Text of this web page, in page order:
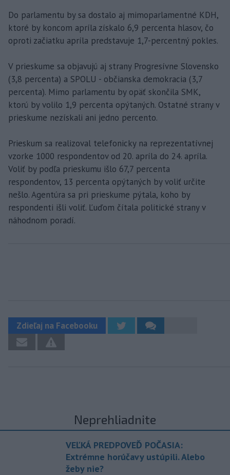
Do parlamentu by sa dostalo aj mimoparlamentné KDH,
ktoré by koncom apríla získalo 6,9 percenta hlasov, čo
oproti začiatku apríla predstavuje 1,7-percentný pokles.
V prieskume sa objavujú aj strany Progresívne Slovensko
(3,8 percenta) a SPOLU - občianska demokracia (3,7
percenta). Mimo parlamentu by opäť skončila SMK,
ktorú by volilo 1,9 percenta opýtaných. Ostatné strany v
prieskume nezískali ani jedno percento.
Prieskum sa realizoval telefonicky na reprezentatívnej
vzorke 1000 respondentov od 20. apríla do 24. apríla.
Voliť by podľa prieskumu išlo 67,7 percenta
respondentov, 13 percenta opýtaných by voliť určite
nešlo. Agentúra sa pri prieskume pýtala, koho by
respondenti išli voliť. Ľuďom čítala politické strany v
náhodnom poradí.
Zdieľaj na Facebooku
Neprehliadnite
VEĽKÁ PREDPOVEĎ POČASIA:
Extrémne horúčavy ustúpili. Alebo
žeby nie?